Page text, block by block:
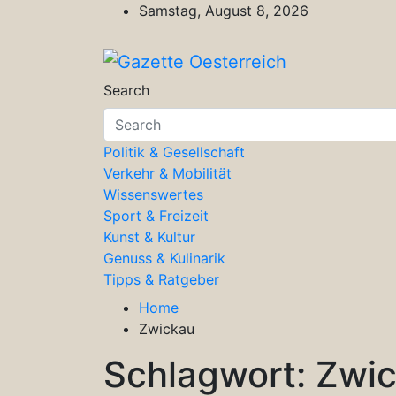
Samstag, August 8, 2026
Gazette Oesterreich
Magazin für Freizeit, Politik, Kultur
Search
Politik & Gesellschaft
Verkehr & Mobilität
Wissenswertes
Sport & Freizeit
Kunst & Kultur
Genuss & Kulinarik
Tipps & Ratgeber
Home
Zwickau
Schlagwort: